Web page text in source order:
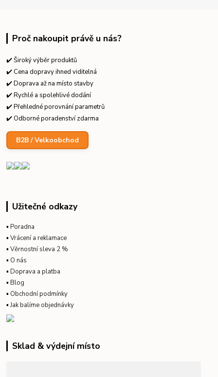
Proč nakoupit právě u nás?
✔️ Široký výběr produktů
✔️ Cena dopravy ihned viditelná
✔️ Doprava až na místo stavby
✔️ Rychlé a spolehlivé dodání
✔️ Přehledné porovnání parametrů
✔️ Odborné poradenství zdarma
B2B / Velkoobchod
Užitečné odkazy
▪Poradna
▪Vrácení a reklamace
▪Věrnostní sleva 2 %
▪ O nás
▪Doprava a platba
▪Blog
▪ Obchodní podmínky
▪Jak balíme objednávky
Sklad & výdejní místo